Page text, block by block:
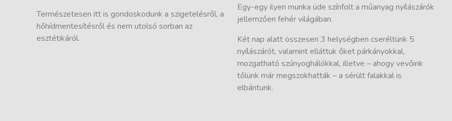
Természetesen itt is gondoskodunk a szigetelésről, a
hőhídmentesítésről és nem utolsó sorban az
esztétikáról.
Egy-egy ilyen munka üde színfolt a műanyag nyílászárók
jellemzően fehér világában.
Két nap alatt összesen 3 helységben cseréltünk 5
nyílászárót, valamint elláttuk őket párkányokkal,
mozgatható szúnyoghálókkal, illetve – ahogy vevőink
tőlünk már megszokhatták – a sérült falakkal is
elbántunk.